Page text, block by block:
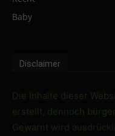
Baby
Disclaimer
Die Inhalte dieser
erstellt, dennoch
Gewarnt wird